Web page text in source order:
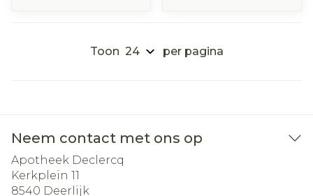
Toon per pagina
Neem contact met ons op
Apotheek Declercq
Kerkplein 11
8540 Deerlijk